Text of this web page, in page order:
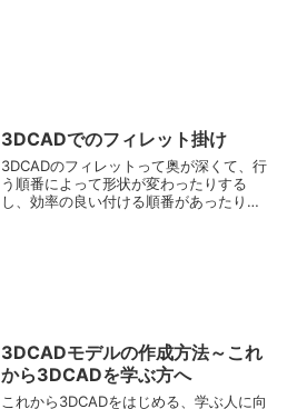
3DCADでのフィレット掛け
3DCADのフィレットって奥が深くて、行
う順番によって形状が変わったりする
し、効率の良い付ける順番があったりし
3DCADモデルの作成方法～これ
から3DCADを学ぶ方へ
これから3DCADをはじめる、学ぶ人に向